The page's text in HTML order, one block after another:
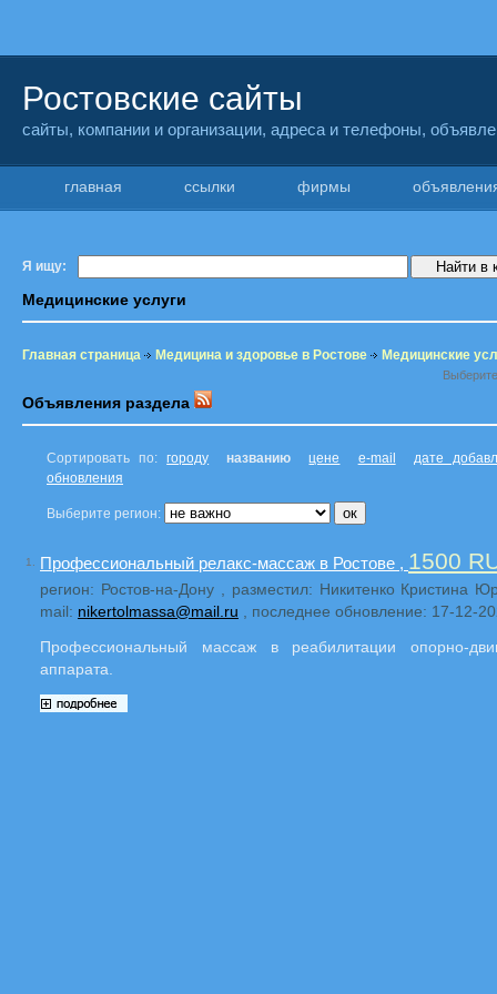
Ростовские сайты
сайты, компании и организации, адреса и телефоны,
главная ссылки фирмы
Я ищу:
Медицинские услуги
Главная страница Медицина и здоровье в Ростове Медицинские
Объявления раздела
Сортировать по:городу названию цене e-mail
дате
обновления
Выберите регион:
1. Профессиональный релакс-массаж в Ростове , 1500
регион: Ростов-на-Дону , разместил: Никитенко Кристина
mail: nikertolmassa@mail.ru , последнее обновление: 17-12-
Профессиональный массаж в реабилитации опорно-
аппарата.